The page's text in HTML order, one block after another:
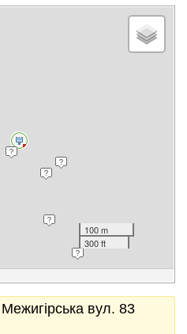
100 m
300 ft
вул. 83